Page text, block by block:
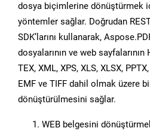
dosya biçimlerine dönüştürmek
yöntemler sağlar. Doğrudan
SDK’larını kullanarak,
dosyalarının ve web sayfalarının
TEX, XML, XPS, XLS, XLSX,
EMF ve TIFF dahil olmak üzere
dönüştürülmesini sağlar.
WEB belgesini